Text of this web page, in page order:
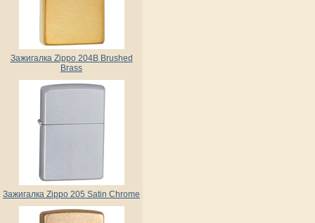
Зажигалка Zippo 204B Brushed
Brass
Зажигалка Zippo 205 Satin Chrome